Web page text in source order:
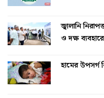
জ্বালানি
ও দক্ষ
হামের